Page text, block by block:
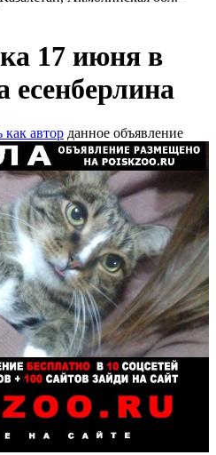
17 июня в
есенберлина
как автор данное объявление